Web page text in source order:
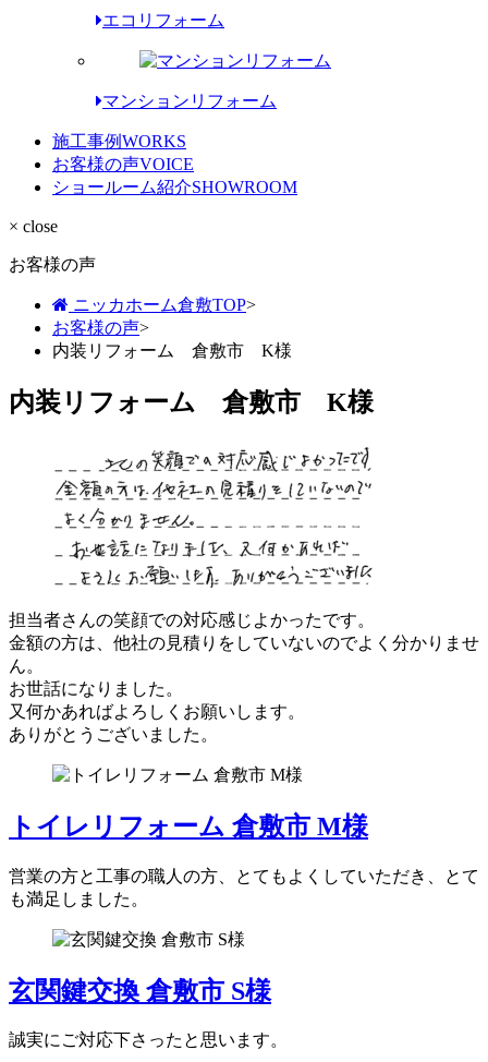
エコリフォーム
マンションリフォーム
施工事例WORKS
お客様の声VOICE
ショールーム紹介SHOWROOM
× close
お客様の声
ニッカホーム倉敷TOP>
お客様の声>
内装リフォーム 倉敷市 K様
内装リフォーム 倉敷市 K様
担当者さんの笑顔での対応感じよかったです。
金額の方は、他社の見積りをしていないのでよく分かりませ
ん。
お世話になりました。
又何かあればよろしくお願いします。
ありがとうございました。
トイレリフォーム 倉敷市 M様
営業の方と工事の職人の方、とてもよくしていただき、とて
も満足しました。
玄関鍵交換 倉敷市 S様
誠実にご対応下さったと思います。